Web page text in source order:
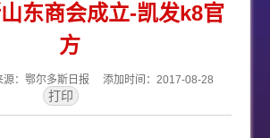
东商会成立-凯发k8官
方
：鄂尔多斯日报 添加时间：2017-08-28